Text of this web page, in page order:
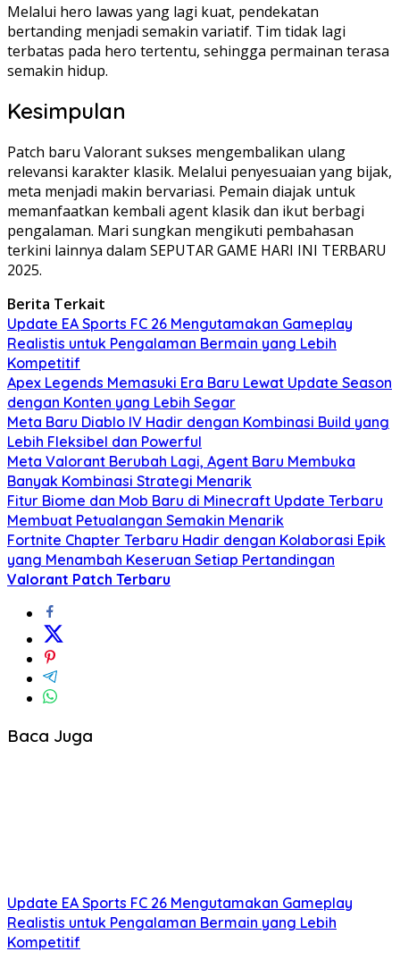
Melalui hero lawas yang lagi kuat, pendekatan
bertanding menjadi semakin variatif. Tim tidak lagi
terbatas pada hero tertentu, sehingga permainan terasa
semakin hidup.
Kesimpulan
Patch baru Valorant sukses mengembalikan ulang
relevansi karakter klasik. Melalui penyesuaian yang bijak,
meta menjadi makin bervariasi. Pemain diajak untuk
memanfaatkan kembali agent klasik dan ikut berbagi
pengalaman. Mari sungkan mengikuti pembahasan
terkini lainnya dalam SEPUTAR GAME HARI INI TERBARU
2025.
Berita Terkait
Update EA Sports FC 26 Mengutamakan Gameplay
Realistis untuk Pengalaman Bermain yang Lebih
Kompetitif
Apex Legends Memasuki Era Baru Lewat Update Season
dengan Konten yang Lebih Segar
Meta Baru Diablo IV Hadir dengan Kombinasi Build yang
Lebih Fleksibel dan Powerful
Meta Valorant Berubah Lagi, Agent Baru Membuka
Banyak Kombinasi Strategi Menarik
Fitur Biome dan Mob Baru di Minecraft Update Terbaru
Membuat Petualangan Semakin Menarik
Fortnite Chapter Terbaru Hadir dengan Kolaborasi Epik
yang Menambah Keseruan Setiap Pertandingan
Valorant Patch Terbaru
Baca Juga
Update EA Sports FC 26 Mengutamakan Gameplay
Realistis untuk Pengalaman Bermain yang Lebih
Kompetitif